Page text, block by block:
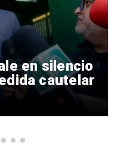
en silencio
cautelar